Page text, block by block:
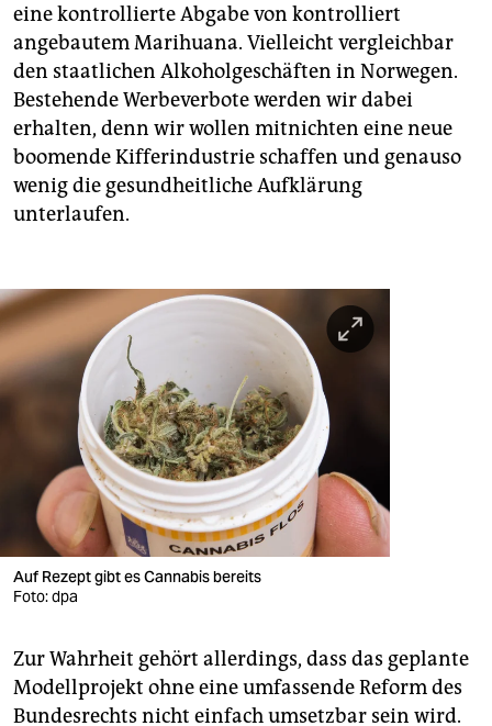
eine kontrollierte Abgabe von kontrolliert
angebautem Marihuana. Vielleicht vergleichbar
den staatlichen Alkoholgeschäften in Norwegen.
Bestehende Werbeverbote werden wir dabei
erhalten, denn wir wollen mitnichten eine neue
boomende Kifferindustrie schaffen und genauso
wenig die gesundheitliche Aufklärung
unterlaufen.
Auf Rezept gibt es Cannabis bereits
Foto: dpa
Zur Wahrheit gehört allerdings, dass das geplante
Modellprojekt ohne eine umfassende Reform des
Bundesrechts nicht einfach umsetzbar sein wird.